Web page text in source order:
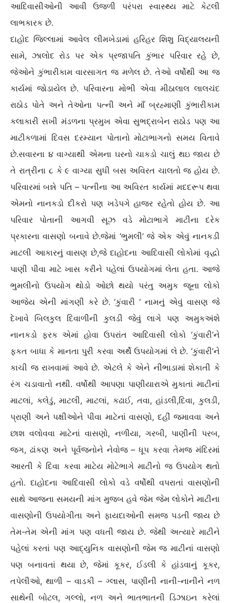
આદિવાસીઓની આવી ઉજળી પરંપરા સ્વાસ્થ્ય માટે કેટલી
લાભકારક છે.
દાહોદ જિલ્લામાં આવેલ લીમખેડામાં હરિહર શિશુ વિદ્યાલયની
સામે, ઝાલોદ રોડ પર એક પ્રજાપતિ કુંભાર પરિવાર રહે છે,
જેઓને કુંભારીકામ વારસાગત જ મળેલ છે. તેઓ વર્ષોથી આ જ
કાર્યમાં જોડાયેલ છે. પરિવારના મોભી એવા મીઠાલાલ લાલચંદ
રાઠોડ પોતે અને તેઓના પત્ની અને માઁ બ્રહ્માણી કુંભારીકામ
કલાકારી સખી મંડળના પ્રમુખ એવા સુભદ્રાબેન રાઠોડ પણ આ
માટીકળામાં દિવસ દરમ્યાન પોતાનો મોટાભાગનો સમય વિતાવે
છે.સવારના ૪ વાગ્યાથી એમના ઘરનો ચાકડો ચાલું થઇ જાય છે
તે રાત્રીના ૮ કે ૯ વાગ્યા સુધી બસ અવિરત ચાલતો જ હોય છે.
પરિવારમાં બન્ને પતિ – પત્નીના આ અવિરત કાર્યમાં મદદરૂપ થવા
એમનો નાનકડો દીકરો પણ ખડેપગે હાજર રહેતો હોય છે. આ
પરિવાર પોતાની આગવી સૂઝ વડે મોટાભાગે માટીના દરેક
પ્રકારના વાસણો બનાવે છે.જેમાં ‘ભુમલી’ જે એક એવું નાનકડી
માટલી આકારનું વાસણ છે,જે દાહોદના આદિવાસી લોકોમાં વૃદ્ધો
પાણી પીવા માટે ખાસ કરીને પહેલાં ઉપયોગમાં લેતા હતા. આજે
ભુમલીનો ઉપયોગ થોડો ઓછો થયો પરંતુ અમુક જૂના લોકો
આજેય એની માંગણી કરે છે. ‘કુંવારી ‘ નામનું એવું વાસણ જે
દેખાવે બિલકુલ દિવાળીની કુલડી જેવું લાગે પણ અમુકઅંશે
નાનકડો ફરક એમાં હોવા ઉપરાંત આદિવાસી લોકો ‘કુંવારી’ને
ફકત બાધા કે માનતા પુરી કરવા અર્થે ઉપયોગમાં લે છે. ‘કુંવારી’ને
કાચી જ રાખવામાં આવે છે. એટલે કે એને નીંભાડામાં શેકાતી કે
રંગ ચડાવાતો નથી. વર્ષોથી આપણા પાણીયારાએ મુકાતાં માટીનાં
માટલાં, કલેડું, માટલી, માટલાં, કઢાઈ, તવા, હાંડલી,દિવા, કુલડી,
પ્રાણી અને પક્ષીઓને પીવા માટેનાં વાસણો, દહીં જમાવવા અને
છાશ વલોવવા માટેનાં વાસણો, નળીયા, ગરબી, પાણીની પરબ,
જગ, ઢાંકણ અને પૂર્વજનોને નેવોજ – ધૂપ કરવા તેમજ મંદિરમાં
આરતી કે દિવા કરવા માટેય મોટેભાગે માટીનો જ ઉપયોગ થતો
હતો. દાહોદના આદિવાસી લોકો વડે વર્ષોથી વપરાતાં વાસણોની
સાથે આજના સમયની માંગ મુજબ હવે જેમ જેમ લોકોને માટીના
વાસણોની ઉપયોગીતા અને ફાયદાઓની સમજ પડતી જાય છે
તેમ-તેમ એની માંગ પણ વધતી જાય છે. જેથી અત્યારે માટીને
પહેલાં કરતાં પણ આદ્યુનિક વાસણોની જેમ જ માટીનાં વાસણો
પણ બનાવતાં થયા છે, જેમાં કૂકર, ઈડલી કે હાંડવાનું કૂકર,
તપેલીઓ, થાળી – વાડકી – ગ્લાસ, પાણીની નાની-નાનીને નળ
સાથેની બોટલ, ગલ્લો, નળ અને ભાતભાતની ડિઝાઇન કરેલાં